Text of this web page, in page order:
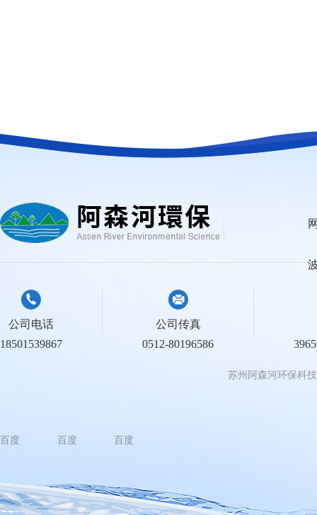
公司电话
18501539867
公司传真
0512-80196586
苏州阿森河环保科
百度 百度 百度